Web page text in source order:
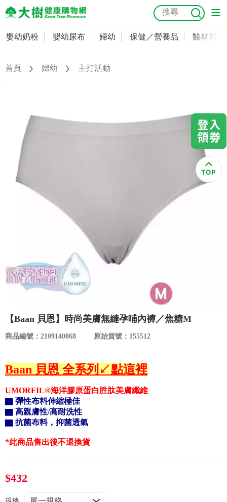
嬰幼奶粉
嬰幼尿布
保健／營養品
醫材用品
成人照護
美容／個人清潔
名人嚴選
優惠活動
合作提案
購物流程
會員專區
折價券、紅利說明
抗菌 尿布 大樹獨家 益生菌
會員資料及密碼修改
常用收件人清單
收藏清單
紅利點數查詢
購物金查詢
嬰幼奶粉 嬰幼尿布 婦幼 保健／營養品 醫材用品
首頁 婦幼 主打活動
【Baan 貝恩】時尚美膚無縫孕哺內褲／焦糖M
商品編號：2109140068 原始貨號：155512
Baan 貝恩 全系列↙點這裡
UMORFIL®海洋膠原蛋白胜肽美膚纖維
▇ 彈性布料伸縮極佳
▇ 高親膚性/高耐洗性
▇ 抗菌布料，抑菌透氣
*此商品售出後不退換貨
$432